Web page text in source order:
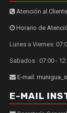
Atención al
Horario de
Lunes a Viernes:
Sabados : 07:00 -
E-mail:
E-MAIL